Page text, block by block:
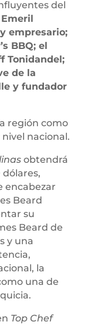
del
empresario;
BBQ; el
Tonidandel;
de la
y fundador
región como
nacional.
obtendrá
encabezar
Beard
su
Beard de
y una
la
una de
Top Chef